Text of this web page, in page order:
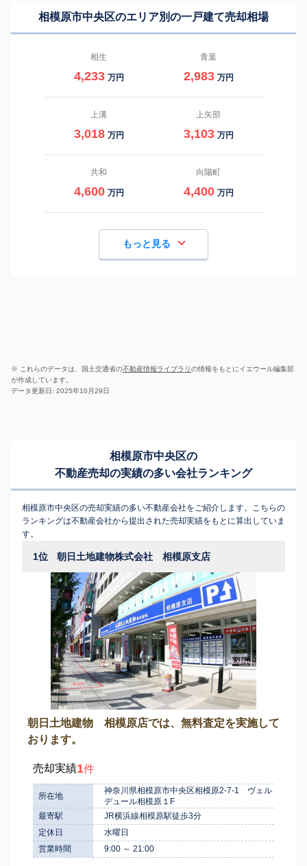
相模原市中央区のエリア別の一戸建て売却相場
相生
4,233 万円
青葉
2,983 万円
上溝
3,018 万円
上矢部
3,103 万円
共和
4,600 万円
向陽町
4,400 万円
もっと見る
※ これらのデータは、国土交通省の不動産情報ライブラリの情報をもとにイエウール編集部
が作成しています。
データ更新日: 2025年10月29日
相模原市中央区の
不動産売却の実績の多い会社ランキング
相模原市中央区の売却実績の多い不動産会社をご紹介します。こちらの
ランキングは不動産会社から提出された売却実績をもとに算出していま
す。
1位 朝日土地建物株式会社 相模原支店
朝日土地建物 相模原店では、無料査定を実施して
おります。
売却実績1件
所在地
神奈川県相模原市中央区相模原2-7-1 ヴェル
デュール相模原１F
最寄駅
JR横浜線相模原駅徒歩3分
定休日
水曜日
営業時間
9:00 ～ 21:00